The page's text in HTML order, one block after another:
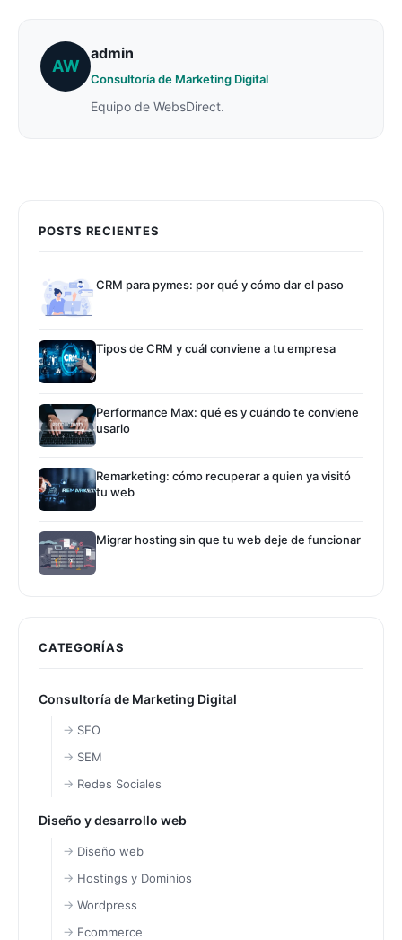
POSTS RECIENTES
CRM para pymes: por qué y cómo dar el paso
Tipos de CRM y cuál conviene a tu empresa
Performance Max: qué es y cuándo te conviene
usarlo
Remarketing: cómo recuperar a quien ya visitó
tu web
Migrar hosting sin que tu web deje de funcionar
CATEGORÍAS
Consultoría de Marketing Digital
SEO
SEM
Redes Sociales
Diseño y desarrollo web
Diseño web
Hostings y Dominios
Wordpress
Ecommerce
AW
admin
Consultoría de Marketing Digital
Equipo de WebsDirect.